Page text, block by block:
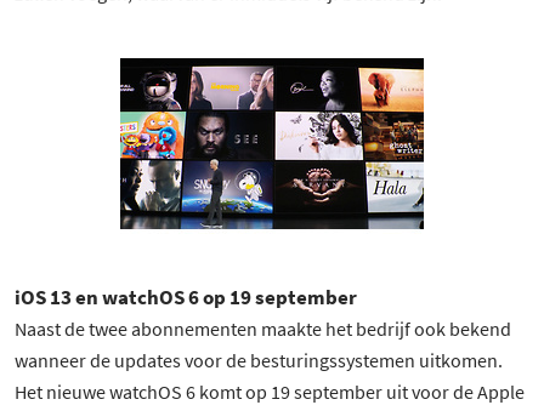
iOS 13 en watchOS 6 op 19 september
Naast de twee abonnementen maakte het bedrijf ook bekend
wanneer de updates voor de besturingssystemen uitkomen.
Het nieuwe watchOS 6 komt op 19 september uit voor de Apple